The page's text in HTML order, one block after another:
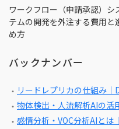
ワークフロー（申請承認）シ
テムの開発を外注する費用と
め方
バックナンバー
リードレプリカの仕組み
物体検出・人流解析AIの活
感情分析・VOC分析AIとは